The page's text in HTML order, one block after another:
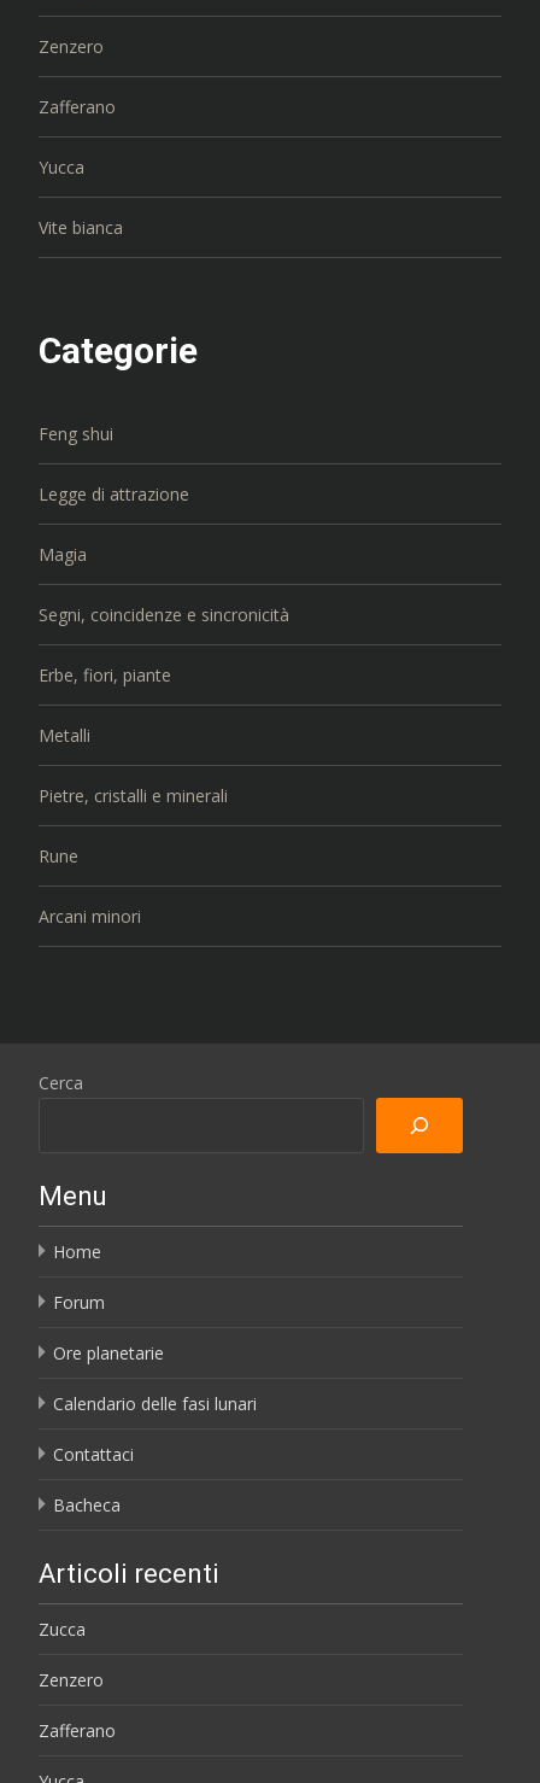
Zenzero
Zafferano
Yucca
Vite bianca
Categorie
Feng shui
Legge di attrazione
Magia
Segni, coincidenze e sincronicità
Erbe, fiori, piante
Metalli
Pietre, cristalli e minerali
Rune
Arcani minori
Cerca
Menu
Home
Forum
Ore planetarie
Calendario delle fasi lunari
Contattaci
Bacheca
Articoli recenti
Zucca
Zenzero
Zafferano